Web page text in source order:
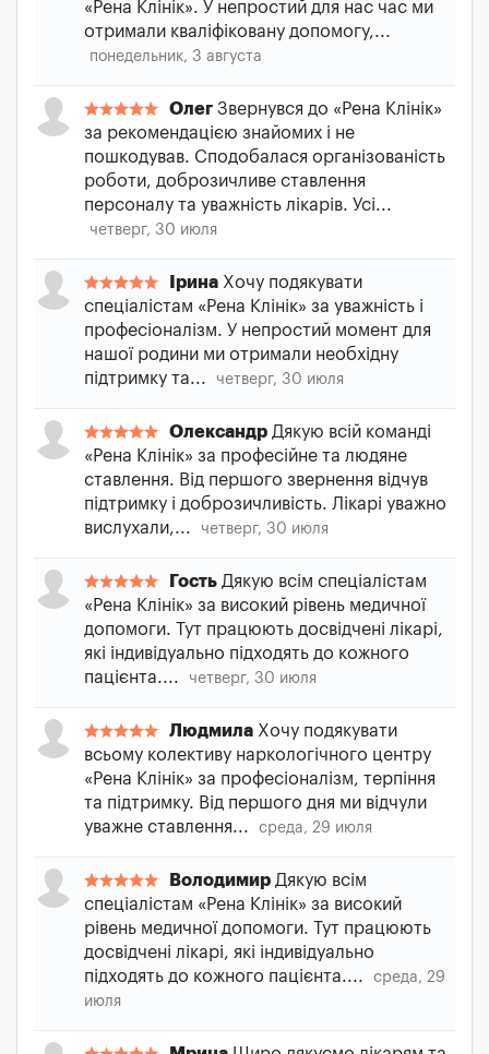
«Рена Клінік». У непростий для нас час ми
отримали кваліфіковану допомогу,...
понедельник, 3 августа
Олег Звернувся до «Рена Клінік»
за рекомендацією знайомих і не
пошкодував. Сподобалася організованість
роботи, доброзичливе ставлення
персоналу та уважність лікарів. Усі...
четверг, 30 июля
Ірина Хочу подякувати
спеціалістам «Рена Клінік» за уважність і
професіоналізм. У непростий момент для
нашої родини ми отримали необхідну
підтримку та...
четверг, 30 июля
Олександр Дякую всій команді
«Рена Клінік» за професійне та людяне
ставлення. Від першого звернення відчув
підтримку і доброзичливість. Лікарі уважно
вислухали,...
четверг, 30 июля
Гость Дякую всім спеціалістам
«Рена Клінік» за високий рівень медичної
допомоги. Тут працюють досвідчені лікарі,
які індивідуально підходять до кожного
пацієнта....
четверг, 30 июля
Людмила Хочу подякувати
всьому колективу наркологічного центру
«Рена Клінік» за професіоналізм, терпіння
та підтримку. Від першого дня ми відчули
уважне ставлення...
среда, 29 июля
Володимир Дякую всім
спеціалістам «Рена Клінік» за високий
рівень медичної допомоги. Тут працюють
досвідчені лікарі, які індивідуально
підходять до кожного пацієнта....
среда, 29
июля